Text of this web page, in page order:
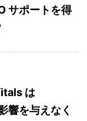
サポートを得
は
響を与えなく